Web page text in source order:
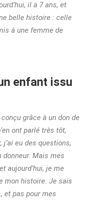
il a 7 ans, et
belle histoire : celle
à une femme de
enfant issu
grâce à un don de
ont parlé très tôt,
eu des questions,
donneur. Mais mes
aujourd’hui, je me
mon histoire. Je sais
et pas pour mes